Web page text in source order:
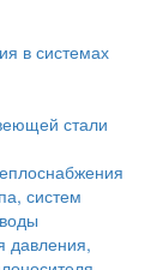
в системах
стали
систем
давления,